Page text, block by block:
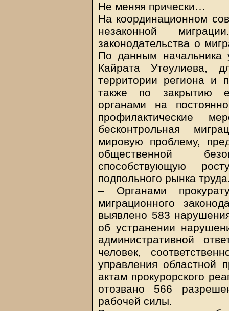
Не меняя прически…
На координационном
незаконной
законодательства о
По данным начальника
Кайрата Утеулиева,
территории региона и
также по закрытию
органами на
профилактические
бесконтрольная
мировую проблему,
общественной
способствующую
подпольного рынка
– Органами
миграционного
выявлено 583
об устранении
административной
человек,
управления областной
актам прокурорского
отозвано 566
рабочей силы.